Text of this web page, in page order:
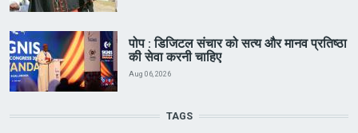
पोप : डिजिटल संचार को सत्य और मानव प्रतिष्ठा
की सेवा करनी चाहिए
Aug 06, 2026
TAGS